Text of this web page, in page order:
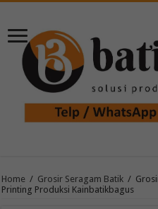
Home / Grosir Seragam Batik /
Printing Produksi Kainbatikbagus